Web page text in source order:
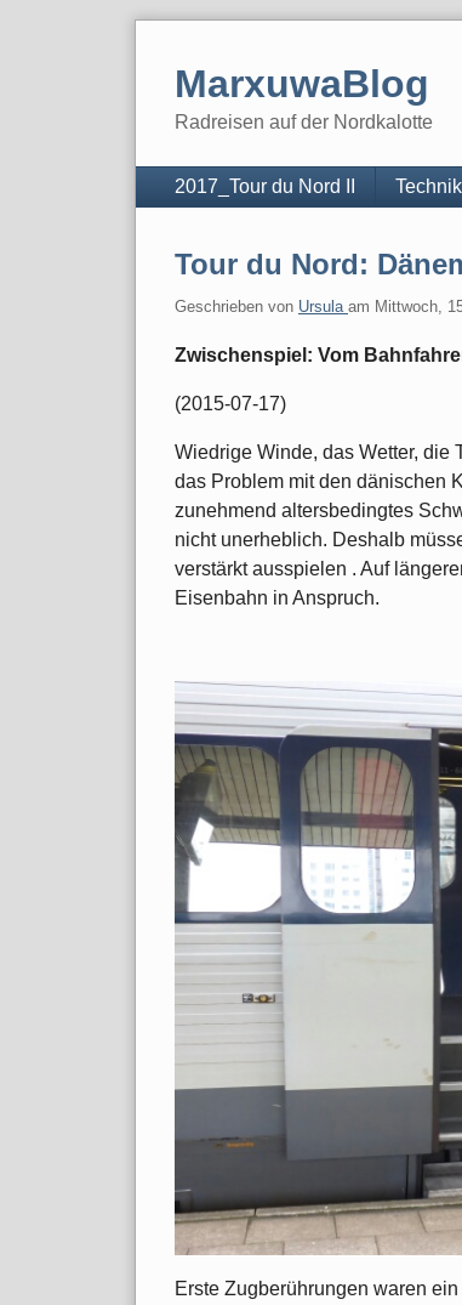
MarxuwaBlog
Radreisen auf der Nordkalotte
Navigation
2017_Tour du Nord II
Tour du Nord:
Geschrieben von Ursula am Mittwoch,
Zwischenspiel: Vom
(2015-07-17)
Wiedrige Winde, das Wetter, die
das Problem mit den dänischen
zunehmend altersbedingtes
nicht unerheblich. Deshalb
verstärkt ausspielen . Auf
Eisenbahn in Anspruch.
Erste Zugberührungen waren